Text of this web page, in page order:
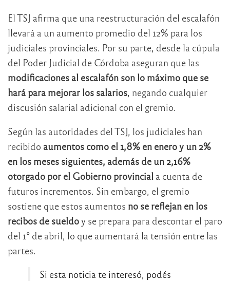
El TSJ afirma que una reestructuración del escalafón
llevará a un aumento promedio del 12% para los
judiciales provinciales. Por su parte, desde la cúpula
del Poder Judicial de Córdoba aseguran que las
modificaciones al escalafón son lo máximo que se
hará para mejorar los salarios, negando cualquier
discusión salarial adicional con el gremio.
Según las autoridades del TSJ, los judiciales han
recibido aumentos como el 1,8% en enero y un 2%
en los meses siguientes, además de un 2,16%
otorgado por el Gobierno provincial a cuenta de
futuros incrementos. Sin embargo, el gremio
sostiene que estos aumentos no se reflejan en los
recibos de sueldoy se prepara para descontar el paro
del 1° de abril, lo que aumentará la tensión entre las
partes.
Si esta noticia te interesó, podés